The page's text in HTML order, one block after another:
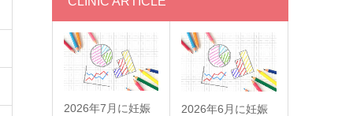
2026年7月に妊娠
2026年6月に妊娠